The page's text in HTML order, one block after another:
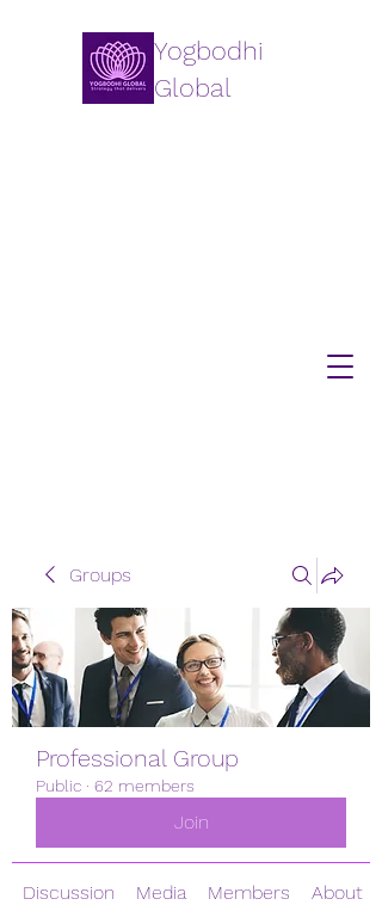
Yogbodhi
Global
Groups
Professional Group
Public · 62 members
Join
Discussion Media Members About